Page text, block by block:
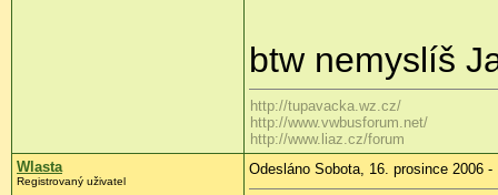
btw nemyslíš
http://tupavacka.wz.cz/
http://www.vwbusforum.net/
http://www.liaz.cz/forum
Wlasta
Registrovaný uživatel
Odesláno Sobota, 16. prosince 2006 -